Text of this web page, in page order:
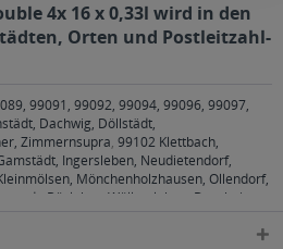
4x 16 x 0,33l wird in den
Orten und Postleitzahl-
99091, 99092, 99094, 99096, 99097,
Dachwig, Döllstädt,
Zimmernsupra, 99102 Klettbach,
Ingersleben, Neudietendorf,
Mönchenholzhausen, Ollendorf,
Bösleben-Wüllersleben, Dornheim,
Kirchheim